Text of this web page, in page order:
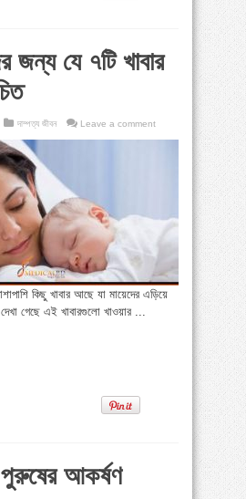
জন্য যে ৭টি খাবার
দাম্পত্য জীবন Leave a comment
কিছু খাবার আছে যা মায়েদের এড়িয়ে
গেছে এই খাবারগুলো খাওয়ার ...
পুরুষের আকর্ষণ